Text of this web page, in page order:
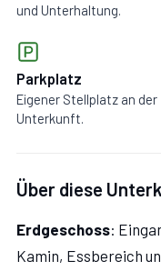
und Unterhaltung.
Parkplatz
Eigener Stellplatz an der
Unterkunft.
Über diese
Erdgeschoss:
Kamin, Essbereich